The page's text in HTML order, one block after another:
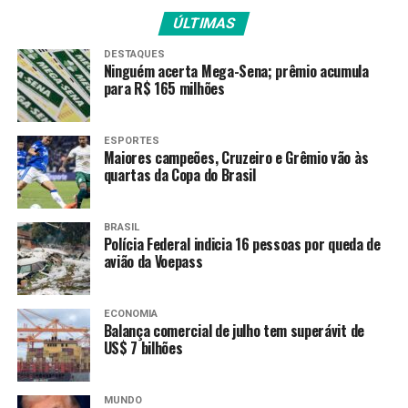
Pra cima, que a temporada
só está…
pic.twitter.com/M0uqh5e86e
— Time Brasil
(@timebrasil)January 18,
2025
Esta foi o segundo ano consecutivo em que Bia sofre
revés na terceira rodada da chave de simples (o duelo
antecede as oitavas de final). Mesmo assim, Bia é a única
brasileira entre mulheres a somar vitórias na disputa de
simples na Era Aberta (iniciada em 1968). Antes, em
1964 o país foi vice-campeão com a icônica Maria Esther
Bueno.
ÚLTIMAS
DESTAQUES
Ninguém acerta Mega-Sena; prêmio acumula
para R$ 165 milhões
ESPORTES
Maiores campeões, Cruzeiro e Grêmio vão às
quartas da Copa do Brasil
BRASIL
Polícia Federal indicia 16 pessoas por queda de
avião da Voepass
ECONOMIA
Balança comercial de julho tem superávit de
US$ 7 bilhões
MUNDO